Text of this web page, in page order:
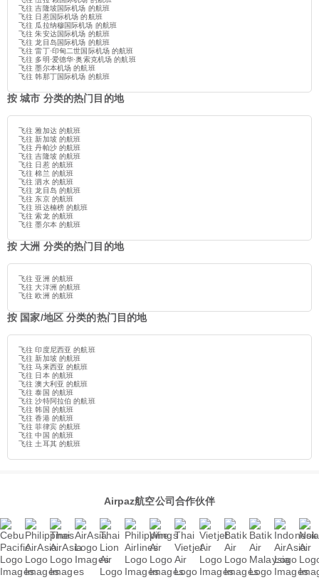
飞往 吉隆坡国际机场 的航班
飞往 日惹国际机场 的航班
飞往 瓜拉纳穆国际机场 的航班
飞往 朱安达国际机场 的航班
飞往 龙目岛国际机场 的航班
飞往 雷丁·印甸二世国际机场 的航班
飞往 多明·爱德华·奥索克机场 的航班
飞往 墨尔本机场 的航班
飞往 韩那丁国际机场 的航班
按 城市 分类的热门目的地
飞往 雅加达 的航班
飞往 新加坡 的航班
飞往 丹帕沙 的航班
飞往 吉隆坡 的航班
飞往 日惹 的航班
飞往 棉兰 的航班
飞往 泗水 的航班
飞往 龙目岛 的航班
飞往 东京 的航班
飞往 班达楠榜 的航班
飞往 索龙 的航班
飞往 墨尔本 的航班
按 大洲 分类的热门目的地
飞往 亚洲 的航班
飞往 大洋洲 的航班
飞往 欧洲 的航班
按 国家/地区 分类的热门目的地
飞往 印度尼西亚 的航班
飞往 新加坡 的航班
飞往 马来西亚 的航班
飞往 日本 的航班
飞往 澳大利亚 的航班
飞往 泰国 的航班
飞往 沙特阿拉伯 的航班
飞往 韩国 的航班
飞往 香港 的航班
飞往 菲律宾 的航班
飞往 中国 的航班
飞往 土耳其 的航班
Airpaz航空公司合作伙伴